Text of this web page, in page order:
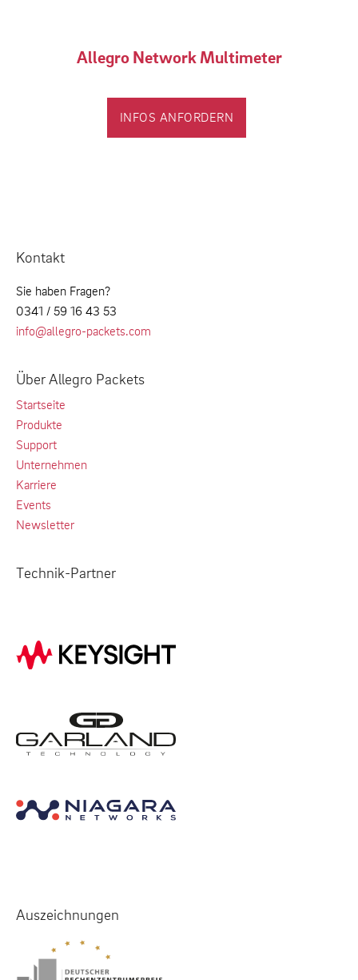
Allegro Network Multimeter
INFOS ANFORDERN
Kontakt
Sie haben Fragen?
0341 / 59 16 43 53
info@allegro-packets.com
Über Allegro Packets
Startseite
Produkte
Support
Unternehmen
Karriere
Events
Newsletter
Technik-Partner
Auszeichnungen